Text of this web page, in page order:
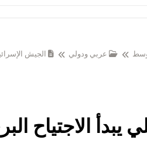
عربي ودولي الجيش
يبدأ الاجتياح